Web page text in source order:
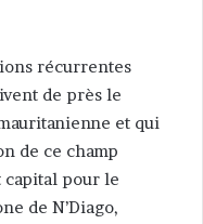
récurrentes
de près le
et qui
de ce champ
capital pour le
de N’Diago,